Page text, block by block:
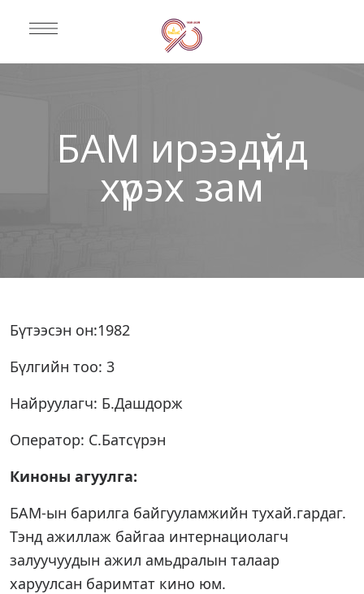
БАМ ирээдүйд
хүрэх зам
Бүтээсэн он:1982
Бүлгийн тоо: 3
Найруулагч: Б.Дашдорж
Оператор: С.Батсүрэн
Киноны агуулга:
БАМ-ын барилга байгууламжийн тухай.гардаг.
Тэнд ажиллаж байгаа интернациолагч
залуучуудын ажил амьдралын талаар
харуулсан баримтат кино юм.